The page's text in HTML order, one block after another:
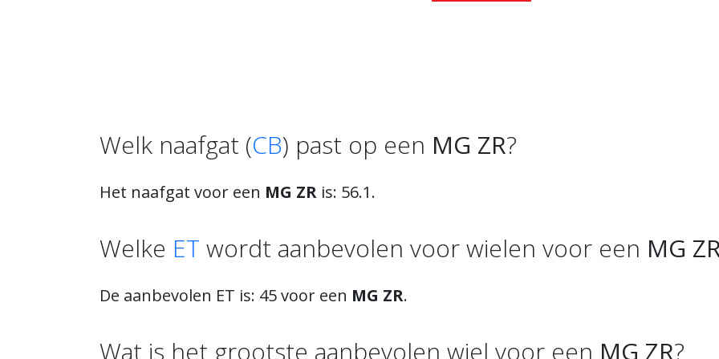
Welk naafgat (CB) past op een MG ZR?
Het naafgat voor een MG ZR is: 56.1.
Welke ET wordt aanbevolen voor wielen voor een MG
De aanbevolen ET is: 45 voor een MG ZR.
Wat is het grootste aanbevolen wiel voor een MG ZR?